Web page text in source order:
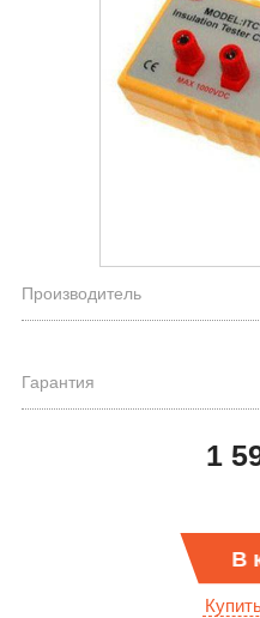
Производитель
Гарантия
1
В